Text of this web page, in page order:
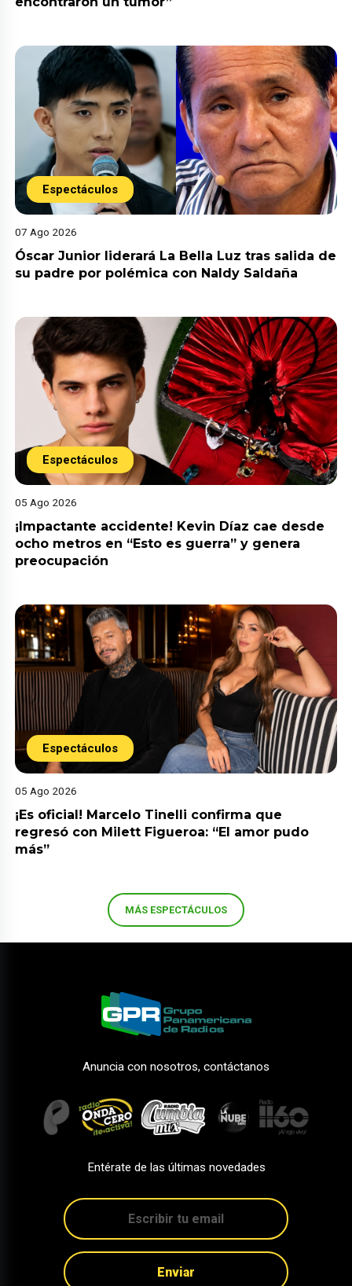
Espectáculos
07 Ago 2026
Óscar Junior liderará La Bella Luz tras salida de
su padre por polémica con Naldy Saldaña
Espectáculos
05 Ago 2026
¡Impactante accidente! Kevin Díaz cae desde
ocho metros en “Esto es guerra” y genera
preocupación
Espectáculos
05 Ago 2026
¡Es oficial! Marcelo Tinelli confirma que
regresó con Milett Figueroa: “El amor pudo
más”
MÁS ESPECTÁCULOS
Anuncia con nosotros, contáctanos
Entérate de las últimas novedades
Enviar